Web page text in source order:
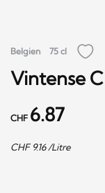
Belgien 75 cl
Vintense
CHF 6.87
CHF 9.16/Litre